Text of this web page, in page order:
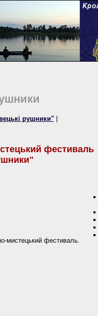
рушники"
фестиваль
мистецький фестиваль.